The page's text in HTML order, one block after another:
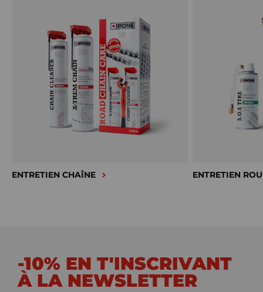
ENTRETIEN CHAÎNE ENTRETIEN
-10% EN T'INSCRIVANT
À LA NEWSLETTER